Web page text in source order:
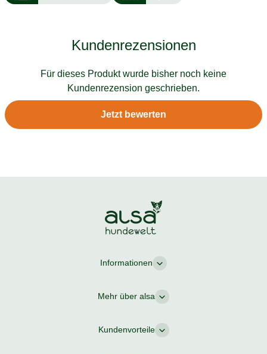
Kundenrezensionen
Für dieses Produkt wurde bisher noch keine
Kundenrezension geschrieben.
Jetzt bewerten
Informationen
Mehr über alsa
Kundenvorteile